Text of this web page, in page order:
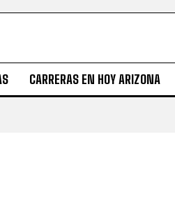
CARRERAS EN HOY ARIZONA